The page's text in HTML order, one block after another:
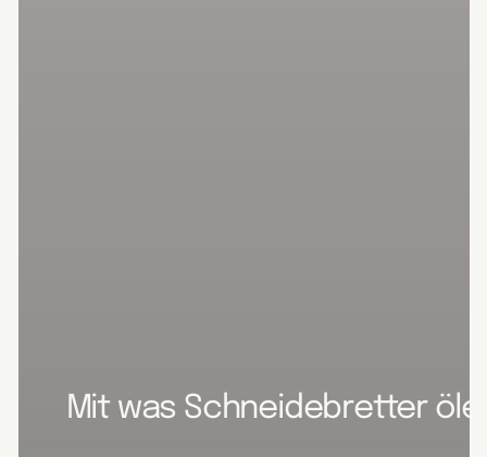
Mit was Schneidebretter